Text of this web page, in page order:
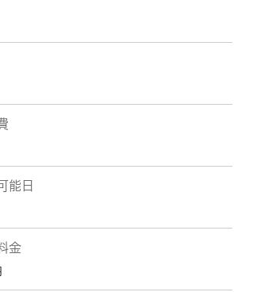
能日
金